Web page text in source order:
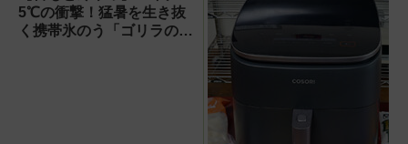
パクトで移動も簡
単！【猛暑・酷暑
5℃の衝撃！猛暑を生き抜
く携帯氷のう「ゴリラの冷